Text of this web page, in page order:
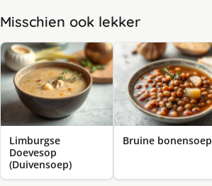
Misschien ook lekker
Limburgse
Doevesop
(Duivensoep)
Bruine bonensoep